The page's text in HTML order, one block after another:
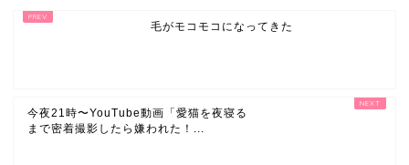
毛がモコモコになってきた
今夜21時〜YouTube動画「愛猫を夜寝る
まで密着撮影したら嫌われた！...